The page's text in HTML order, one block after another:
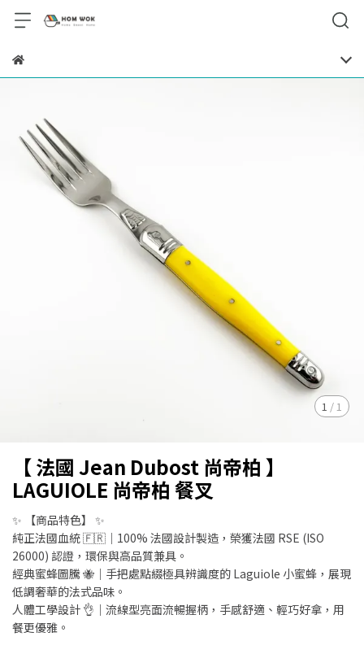
1 / 1
【 法國 Jean Dubost 尚帝柏 】
LAGUIOLE 尚帝柏 餐叉
✨ 【商品特色】 ✨
純正法國血統 🇫🇷｜100% 法國設計製造，榮獲法國 RSE (ISO
26000) 認證，環保與高品質兼具。
經典蜜蜂圖騰 🐝｜手把處點綴極具辨識度的 Laguiole 小蜜蜂，展現
低調奢華的法式品味。
人體工學設計 👌｜流線型亮面流暢握柄，手感舒適、輕巧好拿，用
餐更優雅。